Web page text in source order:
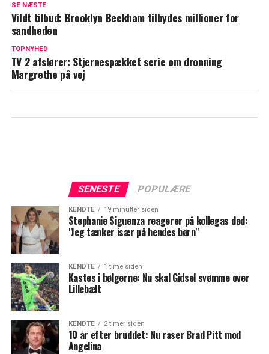
Kate vil ikke tilgive
SE NÆSTE
Vildt tilbud: Brooklyn Beckham tilbydes millioner for
sandheden
TOPNYHED
TV 2 afslører: Stjernespækket serie om dronning
Margrethe på vej
SENESTE POPULÆRE
KENDTE 19 minutter siden
Stephanie Siguenza reagerer på kollegas død:
"Jeg tænker især på hendes børn"
KENDTE 1 time siden
Kastes i bølgerne: Nu skal Gidsel svømme over
Lillebælt
KENDTE 2 timer siden
10 år efter bruddet: Nu raser Brad Pitt mod
Angelina